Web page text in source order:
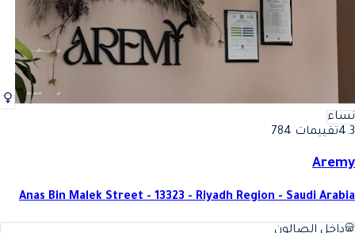
نساء
4.3تقييمات 784
Aremy
Anas Bin Malek Street - 13323 - Riyadh Region - Saudi Arabia